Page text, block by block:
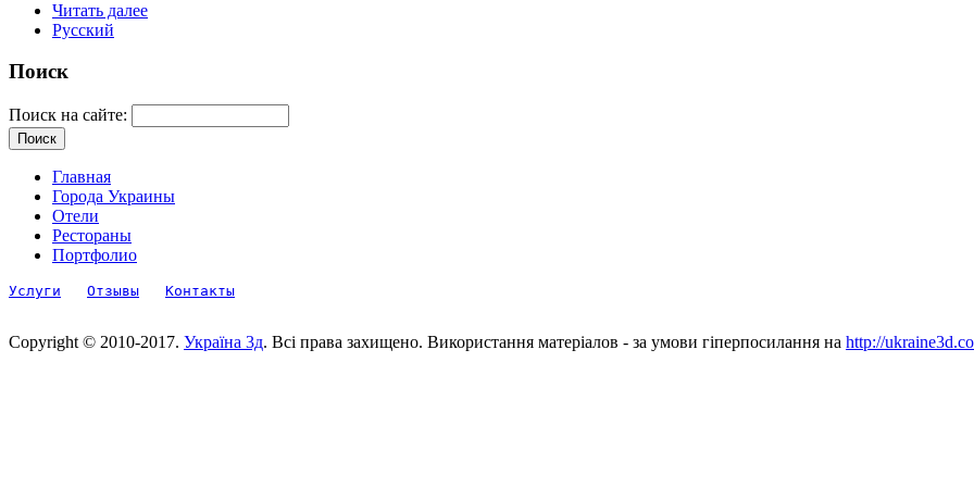
Читать далее
Русский
Поиск
Поиск на сайте:
Главная
Города Украины
Отели
Рестораны
Портфолио
Услуги Отзывы Контакты
Copyright © 2010-2017. Україна 3д. Всі права захищено. Використання матеріалов - за умови гіперпосилання на http://